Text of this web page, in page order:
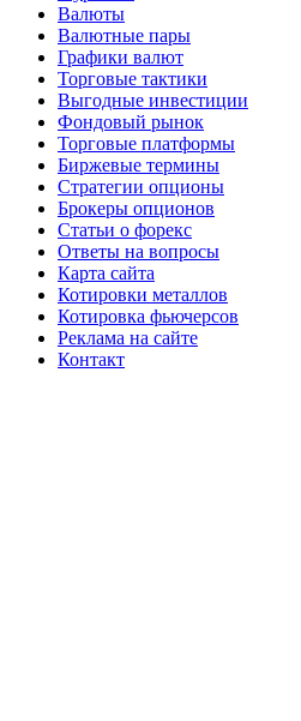
Валюты
Валютные пары
Графики валют
Торговые тактики
Выгодные инвестиции
Фондовый рынок
Торговые платформы
Биржевые термины
Стратегии опционы
Брокеры опционов
Статьи о форекс
Ответы на вопросы
Карта сайта
Котировки металлов
Котировка фьючерсов
Реклама на сайте
Контакт